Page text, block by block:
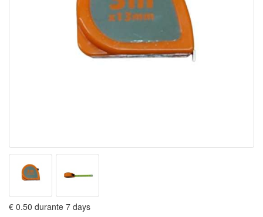
€ 0.50 durante 7 days